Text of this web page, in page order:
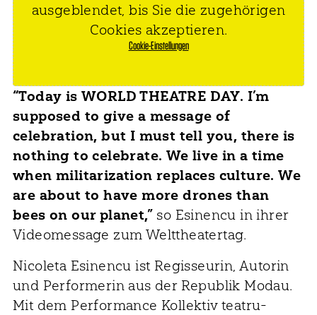
ausgeblendet, bis Sie die zugehörigen
Cookies akzeptieren.
Cookie-Einstellungen
“Today is WORLD THEATRE DAY. I’m
supposed to give a message of
celebration, but I must tell you, there is
nothing to celebrate. We live in a time
when militarization replaces culture. We
are about to have more drones than
bees on our planet,” so Esinencu in ihrer
Videomessage zum Welttheatertag.
Nicoleta Esinencu ist Regisseurin, Autorin
und Performerin aus der Republik Modau.
Mit dem Performance Kollektiv teatru-